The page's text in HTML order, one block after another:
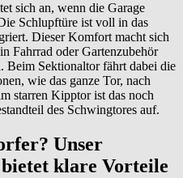
sich an, wenn die Garage
Schlupftüre ist voll in das
Dieser Komfort macht sich
Fahrrad oder Gartenzubehör
Beim Sektionaltor fährt dabei die
wie das ganze Tor, nach
starren Kipptor ist das noch
des Schwingtores auf.
Unser
klare Vorteile